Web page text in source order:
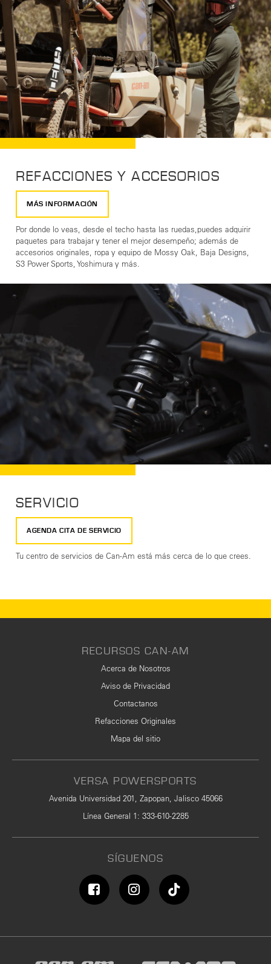
REFACCIONES Y ACCESORIOS
MÁS INFORMACIÓN
Por donde lo veas, desde el techo hasta las ruedas,puedes adquirir
paquetes para trabajar y tener el mejor desempeño; además de
accesorios originales, ropa y equipo de Mossy Oak, Baja Designs,
S3 Power Sports, Yoshimura y más.
SERVICIO
AGENDA CITA DE SERVICIO
Tu centro de servicios de Can-Am está más cerca de lo que crees.
RECURSOS CAN-AM
Acerca de Nosotros
Aviso de Privacidad
Contactanos
Refacciones Originales
Mapa del sitio
VERSA POWERSPORTS
Avenida Universidad 201, Zapopan, Jalisco 45066
Línea General 1: 333-610-2285
SÍGUENOS